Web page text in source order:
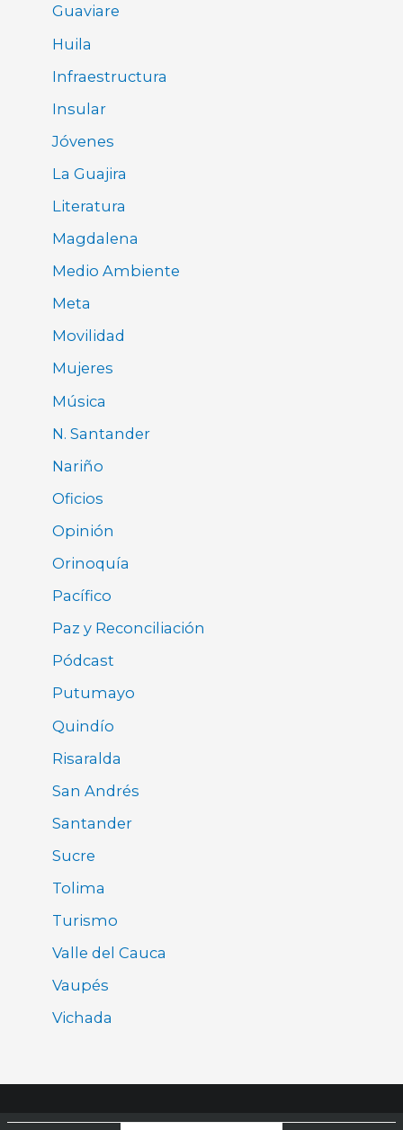
Guaviare
Huila
Infraestructura
Insular
Jóvenes
La Guajira
Literatura
Magdalena
Medio Ambiente
Meta
Movilidad
Mujeres
Música
N. Santander
Nariño
Oficios
Opinión
Orinoquía
Pacífico
Paz y Reconciliación
Pódcast
Putumayo
Quindío
Risaralda
San Andrés
Santander
Sucre
Tolima
Turismo
Valle del Cauca
Vaupés
Vichada